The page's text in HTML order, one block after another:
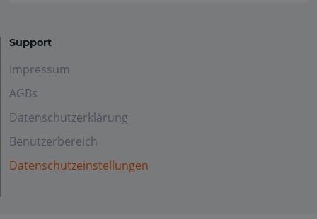
Support
Impressum
AGBs
Datenschutzerklärung
Benutzerbereich
Datenschutzeinstellungen